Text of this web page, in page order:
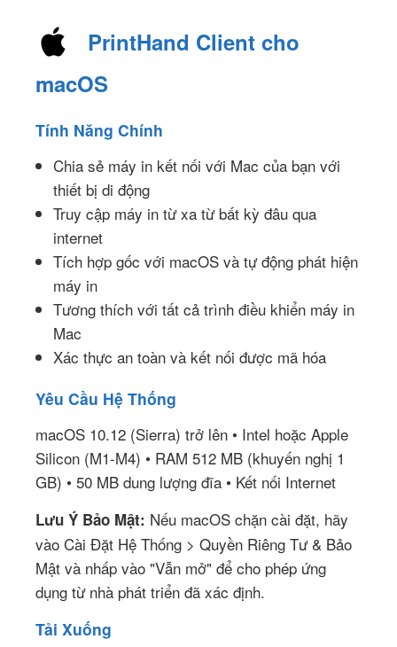
PrintHand Client cho
macOS
Tính Năng Chính
Chia sẻ máy in kết nối với Mac của bạn với
thiết bị di động
Truy cập máy in từ xa từ bất kỳ đâu qua
internet
Tích hợp gốc với macOS và tự động phát hiện
máy in
Tương thích với tất cả trình điều khiển máy in
Mac
Xác thực an toàn và kết nối được mã hóa
Yêu Cầu Hệ Thống
macOS 10.12 (Sierra) trở lên • Intel hoặc Apple
Silicon (M1-M4) • RAM 512 MB (khuyến nghị 1
GB) • 50 MB dung lượng đĩa • Kết nối Internet
Lưu Ý Bảo Mật: Nếu macOS chặn cài đặt, hãy
vào Cài Đặt Hệ Thống > Quyền Riêng Tư & Bảo
Mật và nhấp vào "Vẫn mở" để cho phép ứng
dụng từ nhà phát triển đã xác định.
Tải Xuống